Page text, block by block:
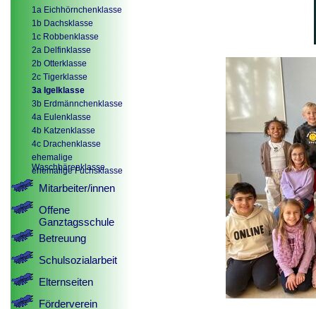
1a Eichhörnchenklasse
1b Dachsklasse
1c Robbenklasse
2a Delfinklasse
2b Otterklasse
2c Tigerklasse
3a Igelklasse
3b Erdmännchenklasse
4a Eulenklasse
4b Katzenklasse
4c Drachenklasse
ehemalige
Waschbärenklasse
ehemalige Fuchsklasse
Mitarbeiter/innen
Offene
Ganztagsschule
Betreuung
Schulsozialarbeit
Elternseiten
Förderverein